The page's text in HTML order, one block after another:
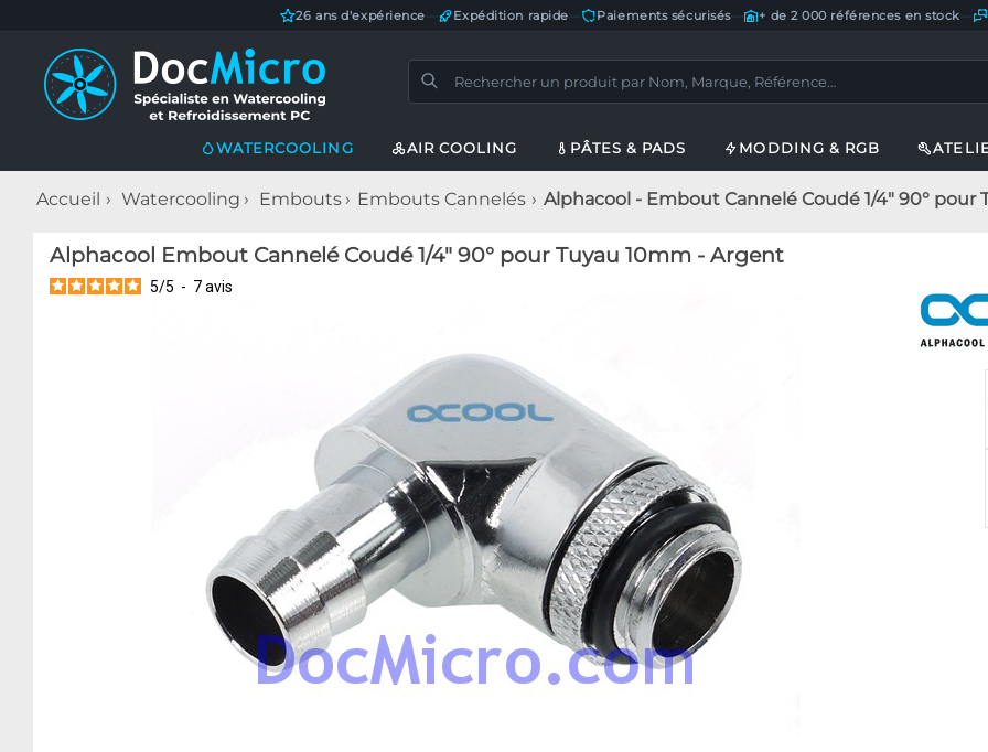
26 ans d'expérience Expédition rapide Paiements sécurisés— + de 2 000 références en stock
WATERCOOLING AIR COOLING PÂTES & PADS MODDING & RGB
Accueil Watercooling Embouts Embouts Cannelés Alphacool - Embout Cannelé Coudé 1/4" 90° pour
Alphacool Embout Cannelé Coudé 1/4" 90° pour Tuyau 10mm - Argent
5/5 - 7avis